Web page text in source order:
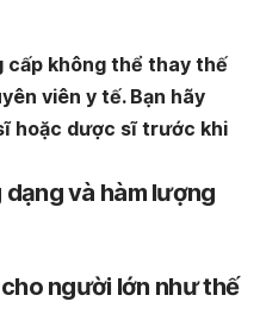
cấp không thể thay thế
viên y tế. Bạn hãy
hoặc dược sĩ trước khi
và hàm lượng
người lớn như thế